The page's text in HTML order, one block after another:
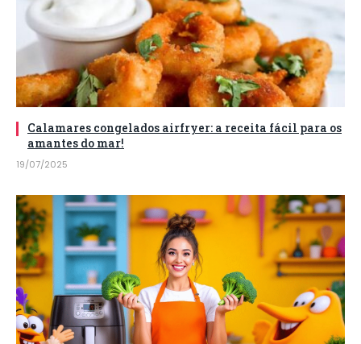
Calamares congelados airfryer: a receita fácil para os
amantes do mar!
19/07/2025